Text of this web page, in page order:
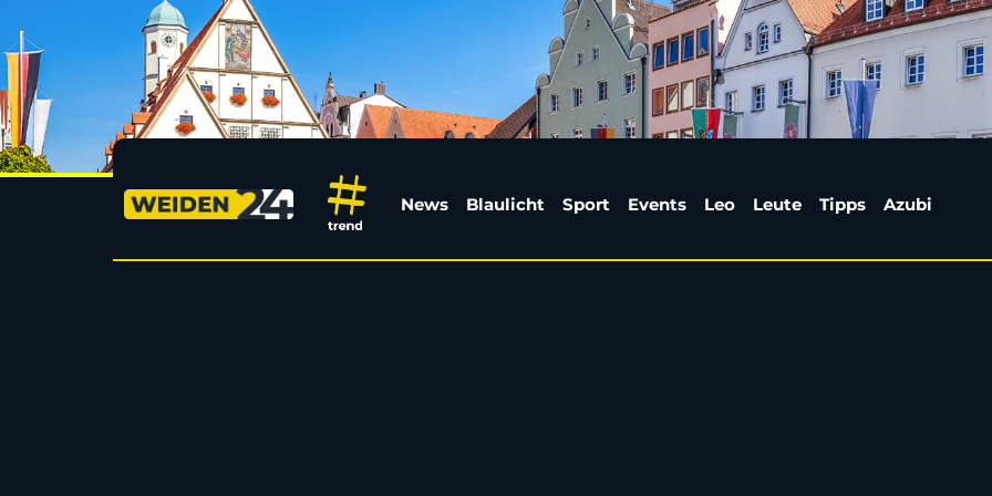
Kostenloser Auftritt von Ski Aggu in Berlin
News Blaulicht Sport Events Leo Leute Tipps Azubi